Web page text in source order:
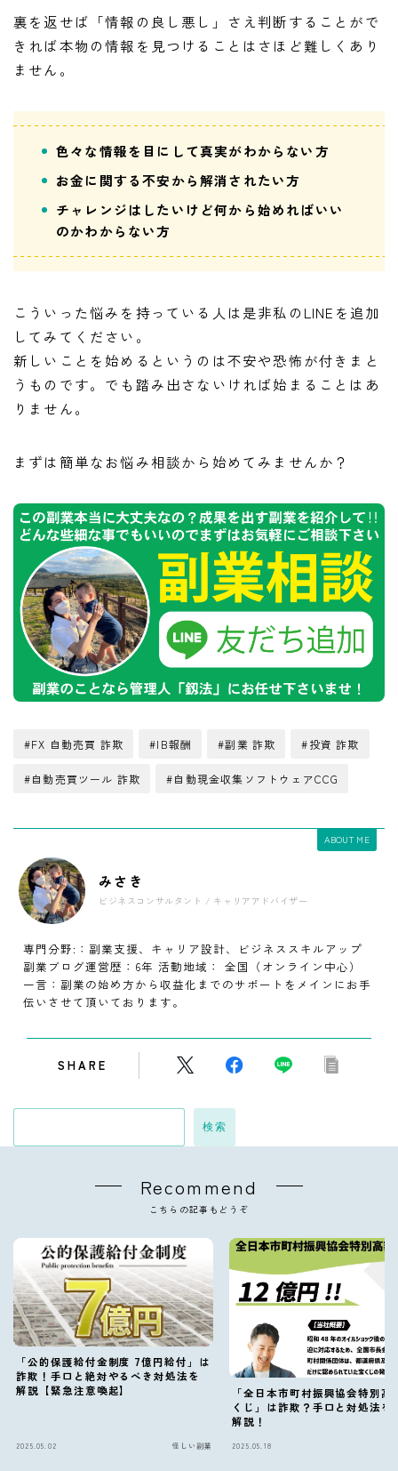
裏を返せば「情報の良し悪し」さえ判断することがで
きれば本物の情報を見つけることはさほど難しくあり
ません。
色々な情報を目にして真実がわからない方
お金に関する不安から解消されたい方
チャレンジはしたいけど何から始めればいい
のかわからない方
こういった悩みを持っている人は是非私のLINEを追加
してみてください。
新しいことを始めるというのは不安や恐怖が付きまと
うものです。でも踏み出さないければ始まることはあ
りません。
まずは簡単なお悩み相談から始めてみませんか？
#FX 自動売買 詐欺 #IB報酬 #副業 詐欺 #投資 詐欺
#自動売買ツール 詐欺 #自動現金収集ソフトウェアCCG
ABOUT ME
みさき
ビジネスコンサルタント / キャリアアドバイザー
専門分野:：副業支援、キャリア設計、ビジネススキルアップ
副業ブログ運営歴：6年 活動地域： 全国（オンライン中心）
一言：副業の始め方から収益化までのサポートをメインにお手
伝いさせて頂いております。
SHARE
検索
Recommend
こちらの記事もどうぞ
「公的保護給付金制度 7億円給付」は
詐欺！手口と絶対やるべき対処法を
解説【緊急注意喚起】
2025.05.02 怪しい副業
「全日本市町村振興協会特別高
くじ」は詐欺？手口と対処法を
解説！
2025.05.18